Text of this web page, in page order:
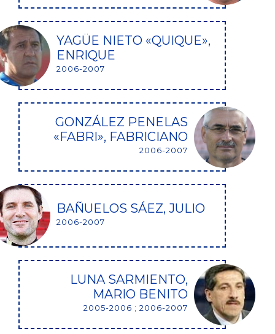
YAGÜE NIETO «QUIQUE»,
ENRIQUE
2006-2007
GONZÁLEZ PENELAS
«FABRI», FABRICIANO
2006-2007
BAÑUELOS SÁEZ, JULIO
2006-2007
LUNA SARMIENTO,
MARIO BENITO
2005-2006 ; 2006-2007